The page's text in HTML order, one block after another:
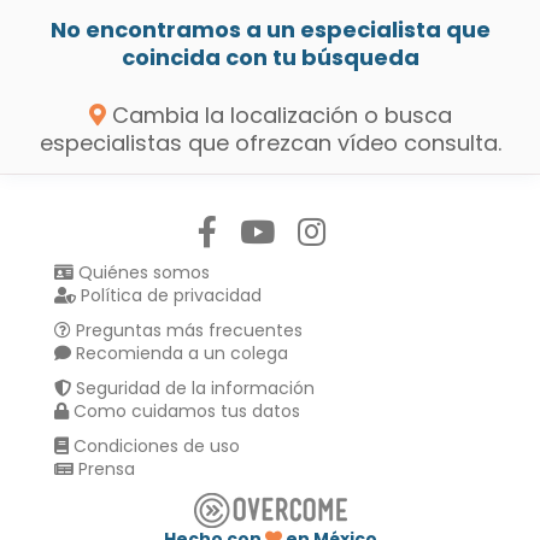
No encontramos a un especialista que
coincida con tu búsqueda
Cambia la localización o busca
especialistas que ofrezcan vídeo consulta.
Quiénes somos
Política de privacidad
Preguntas más frecuentes
Recomienda a un colega
Seguridad de la información
Como cuidamos tus datos
Condiciones de uso
Prensa